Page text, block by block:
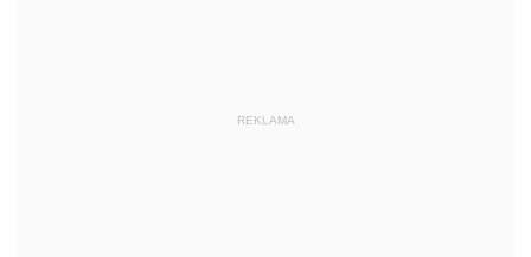
REKLAMA